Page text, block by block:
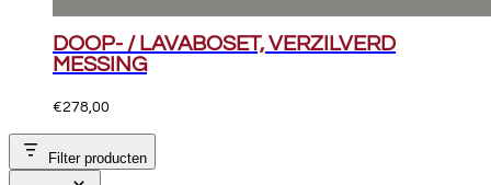
DOOP- / LAVABOSET, VERZILVERD
MESSING
€278,00
Filter producten